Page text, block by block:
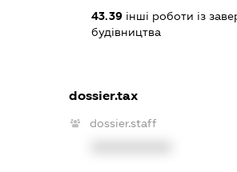
43.39 інші роботи із
будівництва
dossier.tax
dossier.staff